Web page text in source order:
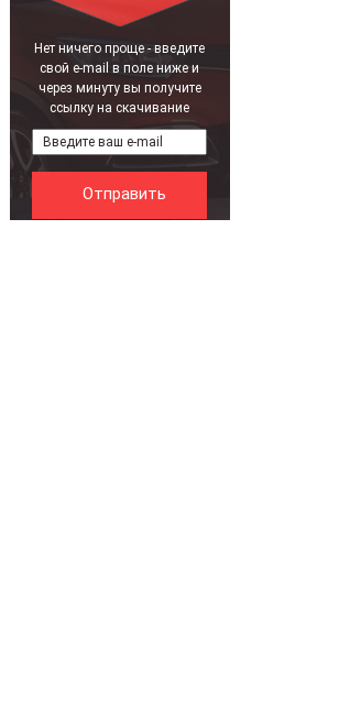
Нет ничего проще - введите
свой e-mail в поле ниже и
через минуту вы получите
ссылку на скачивание